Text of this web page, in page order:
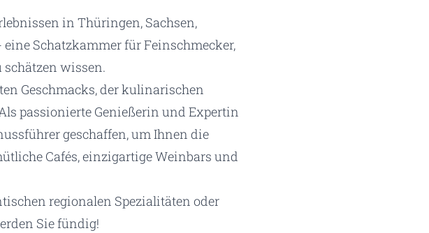
in Thüringen, Sachsen,
Schatzkammer für Feinschmecker,
schätzen wissen.
Geschmacks, der kulinarischen
passionierte Genießerin und Expertin
geschaffen, um Ihnen die
Cafés, einzigartige Weinbars und
regionalen Spezialitäten oder
Sie fündig!